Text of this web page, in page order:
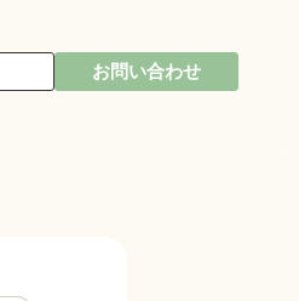
お問い合わせ